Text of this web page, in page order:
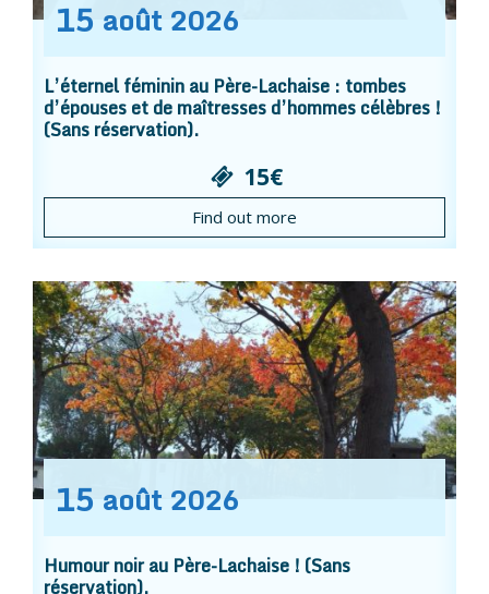
15 août 2026
L’éternel féminin au Père-Lachaise : tombes
d’épouses et de maîtresses d’hommes célèbres !
(Sans réservation).
15€
Find out more
15 août 2026
Humour noir au Père-Lachaise ! (Sans
réservation).